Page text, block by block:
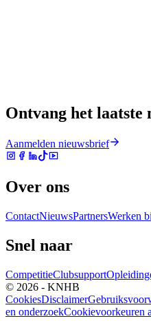
Ontvang het laatste
Aanmelden nieuwsbrief
Over ons
ContactNieuwsPartnersWerken
Snel naar
CompetitieClubsupport
© 2026 - KNHB
CookiesDisclaimer
en onderzoekCookievoorkeuren